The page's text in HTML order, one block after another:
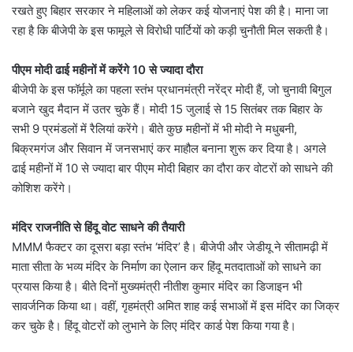
रखते हुए बिहार सरकार ने महिलाओं को लेकर कई योजनाएं पेश की है। माना जा
रहा है कि बीजेपी के इस फामूले से विरोधी पार्टियों को कड़ी चुनौती मिल सकती है।
पीएम मोदी ढाई महीनों में करेंगे 10 से ज्यादा दौरा
बीजेपी के इस फॉर्मूले का पहला स्तंभ प्रधानमंत्री नरेंद्र मोदी हैं, जो चुनावी बिगुल
बजाने खुद मैदान में उतर चुके हैं। मोदी 15 जुलाई से 15 सितंबर तक बिहार के
सभी 9 प्रमंडलों में रैलियां करेंगे। बीते कुछ महीनों में भी मोदी ने मधुबनी,
बिक्रमगंज और सिवान में जनसभाएं कर माहौल बनाना शुरू कर दिया है। अगले
ढाई महीनों में 10 से ज्यादा बार पीएम मोदी बिहार का दौरा कर वोटरों को साधने की
कोशिश करेंगे।
मंदिर राजनीति से हिंदू वोट साधने की तैयारी
MMM फैक्टर का दूसरा बड़ा स्तंभ ‘मंदिर’ है। बीजेपी और जेडीयू ने सीतामढ़ी में
माता सीता के भव्य मंदिर के निर्माण का ऐलान कर हिंदू मतदाताओं को साधने का
प्रयास किया है। बीते दिनों मुख्यमंत्री नीतीश कुमार मंदिर का डिजाइन भी
सावर्जनिक किया था। वहीं, गृहमंत्री अमित शाह कई सभाओं में इस मंदिर का जिक्र
कर चुके है। हिंदू वोटरों को लुभाने के लिए मंदिर कार्ड पेश किया गया है।